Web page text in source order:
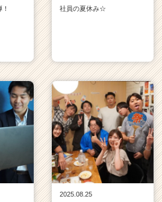
社員の夏休み☆
2025.08.25